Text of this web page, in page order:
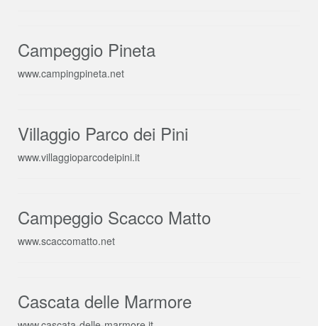
Campeggio Pineta
www.campingpineta.net
Villaggio Parco dei Pini
www.villaggioparcodeipini.it
Campeggio Scacco Matto
www.scaccomatto.net
Cascata delle Marmore